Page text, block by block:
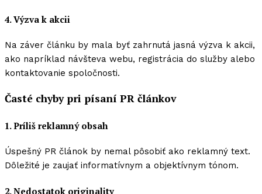
4. Výzva k akcii
Na záver článku by mala byť zahrnutá jasná výzva k akcii,
ako napríklad návšteva webu, registrácia do služby alebo
kontaktovanie spoločnosti.
Časté chyby pri písaní PR článkov
1. Príliš reklamný obsah
Úspešný PR článok by nemal pôsobiť ako reklamný text.
Dôležité je zaujať informatívnym a objektívnym tónom.
2. Nedostatok originality